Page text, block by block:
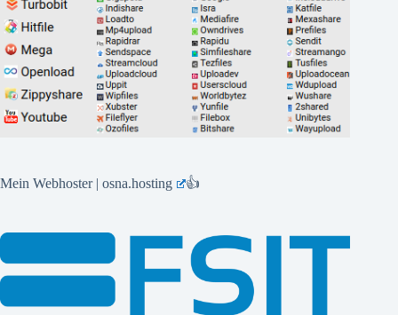
Mein Webhoster | osna.hosting 👍